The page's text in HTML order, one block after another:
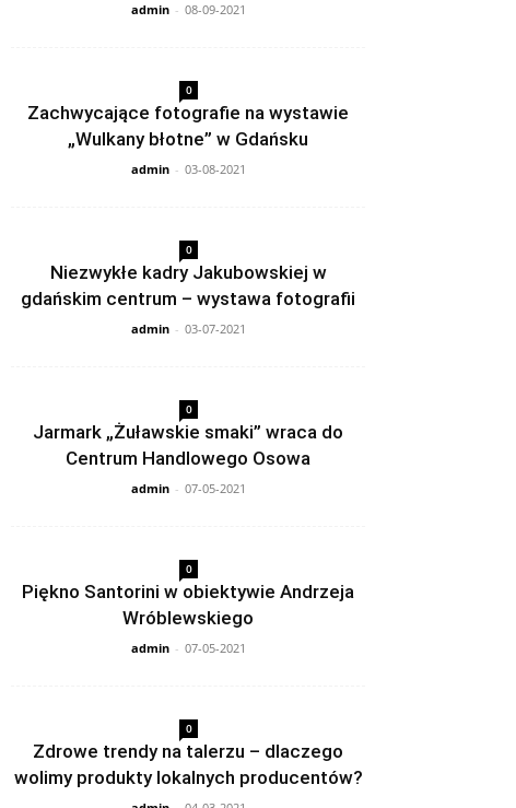
admin - 08-09-2021
0
Zachwycające fotografie na wystawie
„Wulkany błotne” w Gdańsku
admin - 03-08-2021
0
Niezwykłe kadry Jakubowskiej w
gdańskim centrum – wystawa fotografii
admin - 03-07-2021
0
Jarmark „Żuławskie smaki” wraca do
Centrum Handlowego Osowa
admin - 07-05-2021
0
Piękno Santorini w obiektywie Andrzeja
Wróblewskiego
admin - 07-05-2021
0
Zdrowe trendy na talerzu – dlaczego
wolimy produkty lokalnych producentów?